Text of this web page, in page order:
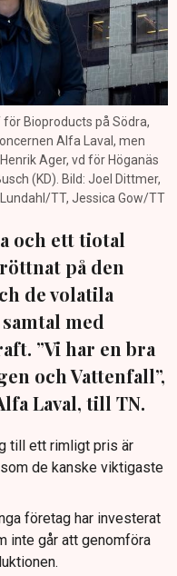
Bioproducts på Södra,
Alfa Laval, men
Ager, vd för Höganäs
(KD). Bild: Joel Dittmer,
TT, Jessica Gow/TT
och ett tiotal
på den
de volatila
med
”Vi har en bra
och Vattenfall”,
Laval, till TN.
till ett rimligt pris är
de kanske viktigaste
företag har investerat
inte går att genomföra